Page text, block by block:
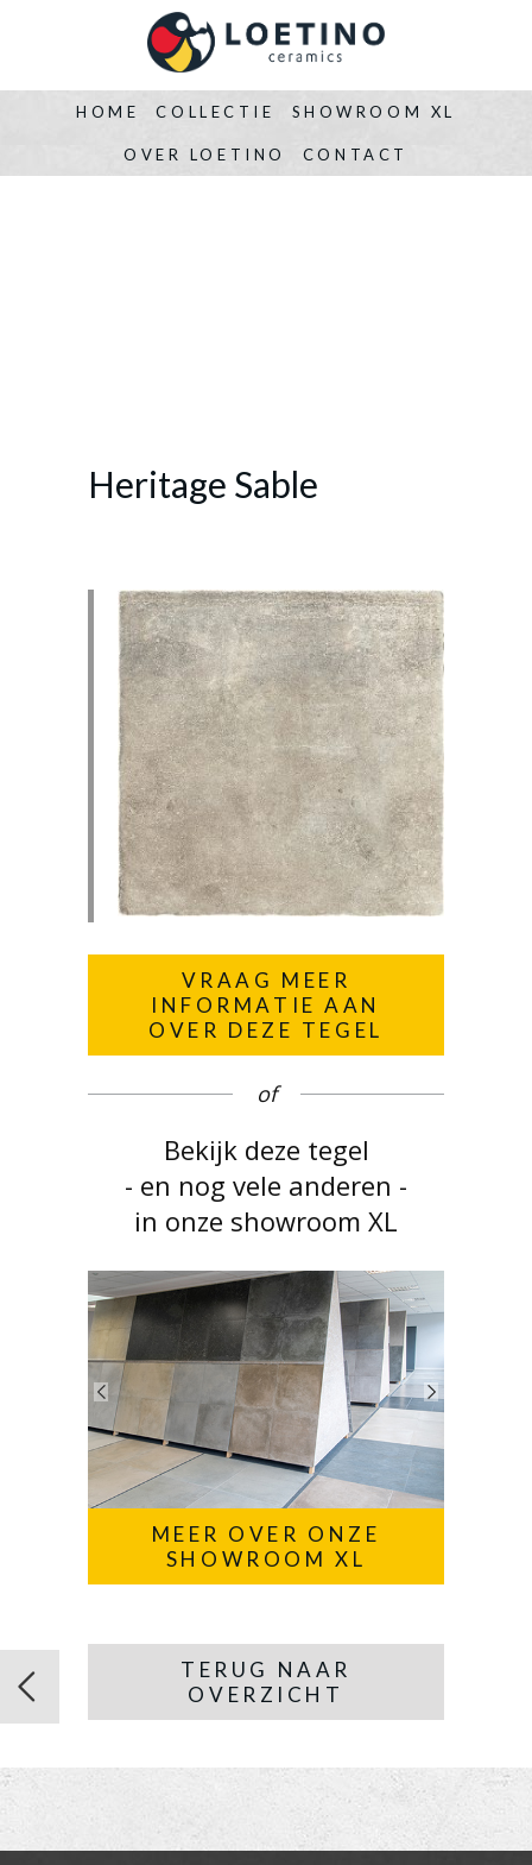
HOME COLLECTIE SHOWROOM XL
OVER LOETINO CONTACT
Heritage Sable
VRAAG MEER
INFORMATIE AAN
OVER DEZE TEGEL
of
Bekijk deze tegel
- en nog vele anderen -
in onze showroom XL
MEER OVER ONZE
SHOWROOM XL
TERUG NAAR
OVERZICHT